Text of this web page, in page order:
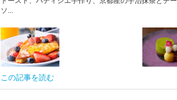
ソ...
この記事を読む